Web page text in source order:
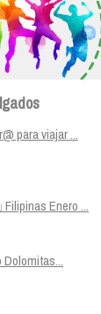
para viajar ...
Enero ...